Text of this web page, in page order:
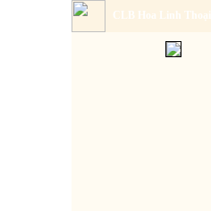
CLB Hoa Linh Thoại